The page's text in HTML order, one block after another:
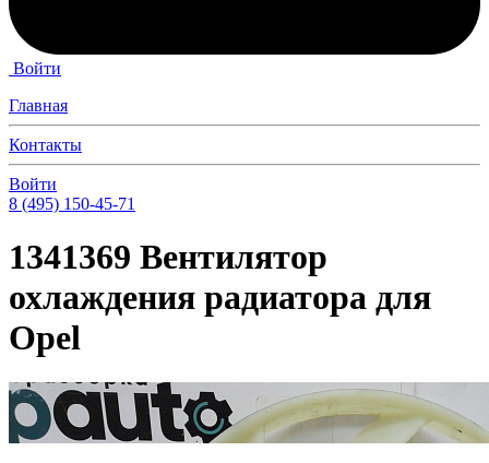
Войти
Главная
Контакты
Войти
8 (495) 150-45-71
1341369 Вентилятор
охлаждения радиатора для
Opel